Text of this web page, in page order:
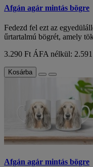
Afgán agár mintás bögre
Fedezd fel ezt az
űrtartalmú bögrét, amely
3.290 Ft ÁFA nélkül:
Kosárba
Afgán agár mintás bögre